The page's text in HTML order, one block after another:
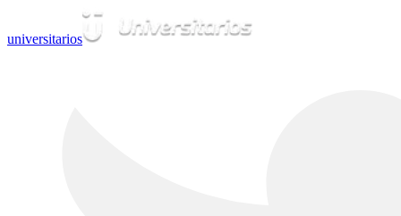
universitarios